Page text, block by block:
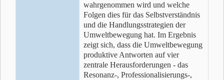
wahrgenommen wird und welche
Folgen dies für das Selbstverständnis
und die Handlungsstrategien der
Umweltbewegung hat. Im Ergebnis
zeigt sich, dass die Umweltbewegung
produktive Antworten auf vier
zentrale Herausforderungen - das
Resonanz-, Professionalisierungs-,